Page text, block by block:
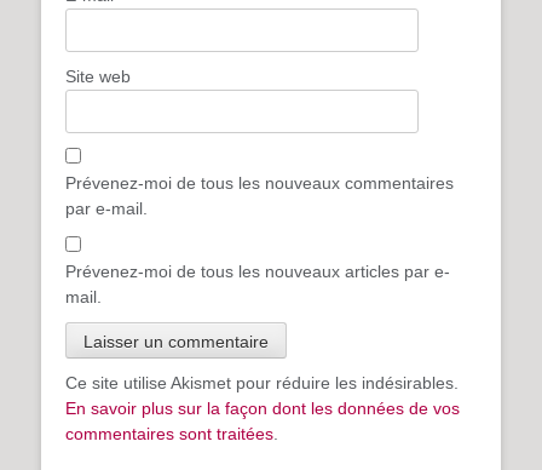
Site web
Prévenez-moi de tous les nouveaux commentaires
par e-mail.
Prévenez-moi de tous les nouveaux articles par e-
mail.
Ce site utilise Akismet pour réduire les indésirables.
En savoir plus sur la façon dont les données de vos
commentaires sont traitées